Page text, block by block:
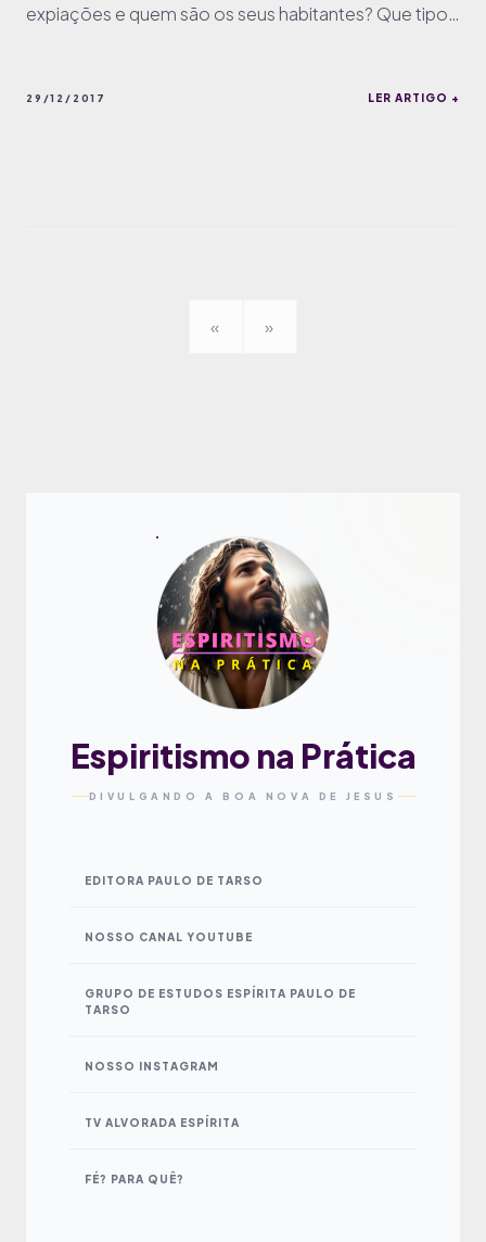
expiações e quem são os seus habitantes? Que tipos
29/12/2017 LER ARTIGO +
« »
Espiritismo na Prática
DIVULGANDO A BOA NOVA DE JESUS
EDITORA PAULO DE TARSO
NOSSO CANAL YOUTUBE
GRUPO DE ESTUDOS ESPÍRITA PAULO DE
TARSO
NOSSO INSTAGRAM
TV ALVORADA ESPÍRITA
FÉ? PARA QUÊ?